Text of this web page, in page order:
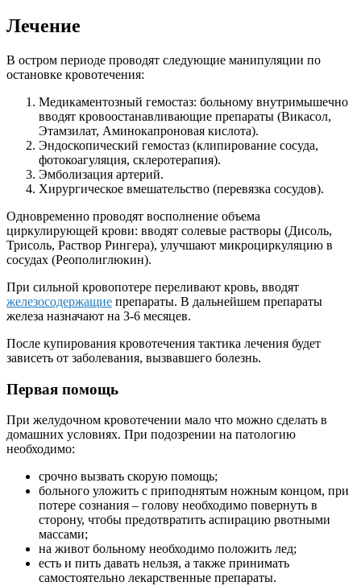
Лечение
В остром периоде проводят следующие манипуляции по
остановке кровотечения:
Медикаментозный гемостаз: больному внутримышечно
вводят кровоостанавливающие препараты (Викасол,
Этамзилат, Аминокапроновая кислота).
Эндоскопический гемостаз (клипирование сосуда,
фотокоагуляция, склеротерапия).
Эмболизация артерий.
Хирургическое вмешательство (перевязка сосудов).
Одновременно проводят восполнение объема
циркулирующей крови: вводят солевые растворы (Дисоль,
Трисоль, Раствор Рингера), улучшают микроциркуляцию в
сосудах (Реополиглюкин).
При сильной кровопотере переливают кровь, вводят
железосодержащие препараты. В дальнейшем препараты
железа назначают на 3-6 месяцев.
После купирования кровотечения тактика лечения будет
зависеть от заболевания, вызвавшего болезнь.
Первая помощь
При желудочном кровотечении мало что можно сделать в
домашних условиях. При подозрении на патологию
необходимо:
срочно вызвать скорую помощь;
больного уложить с приподнятым ножным концом, при
потере сознания – голову необходимо повернуть в
сторону, чтобы предотвратить аспирацию рвотными
массами;
на живот больному необходимо положить лед;
есть и пить давать нельзя, а также принимать
самостоятельно лекарственные препараты.